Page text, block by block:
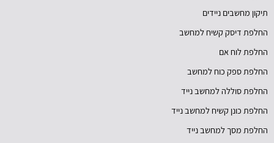
תיקון מחשבים ניידים
החלפת דיסק קשיח למחשב
החלפת לוח אם
החלפת ספק כוח למחשב
החלפת סוללה למחשב נייד
החלפת כונן קשיח למחשב נייד
החלפת מסך למחשב נייד